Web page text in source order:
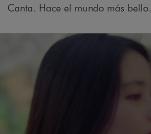
Canta. Hace el mundo más bello.